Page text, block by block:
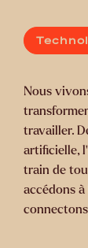
Nous
travailler.
artificielle,
train de
accédons